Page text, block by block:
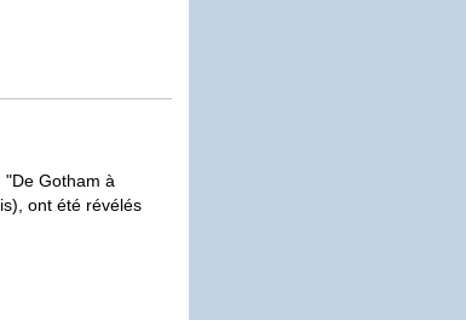
"De Gotham à
ont été révélés